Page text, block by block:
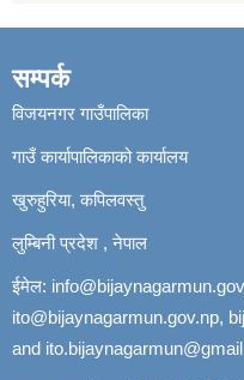
सम्पर्क
विजयनगर गाउँपालिका
गाउँ कार्यापालिकाको कार्यालय
खुरुहुरिया, कपिलवस्तु
लुम्बिनी प्रदेश , नेपाल
ईमेल:
ito@bijaynagarmun.gov.np,
and